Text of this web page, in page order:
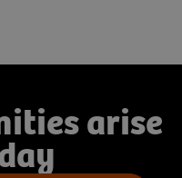
arise